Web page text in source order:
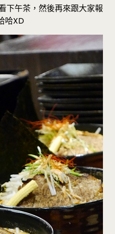
下午茶，然後再來跟大家報
哈XD